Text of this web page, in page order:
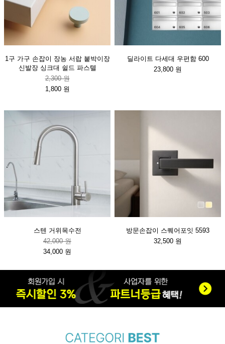
1구 가구 손잡이 장농 서랍 붙박이장
신발장 싱크대 쉴드 파스텔
2,300 원
1,800 원
딜라이트 다세대 우편함 600
23,800 원
스텐 거위목수전
42,000 원
34,000 원
방문손잡이 스퀘어포잇 5593
32,500 원